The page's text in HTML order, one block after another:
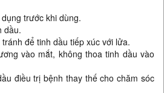
trước khi dùng.
dầu.
để tinh dầu tiếp xúc với lửa.
vào mắt, không thoa tinh dầu vào
điều trị bệnh thay thế cho chăm sóc